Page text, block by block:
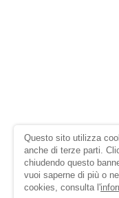
Questo sito utilizza
anche di terze parti.
chiudendo questo
vuoi saperne di più o
cookies, consulta l'